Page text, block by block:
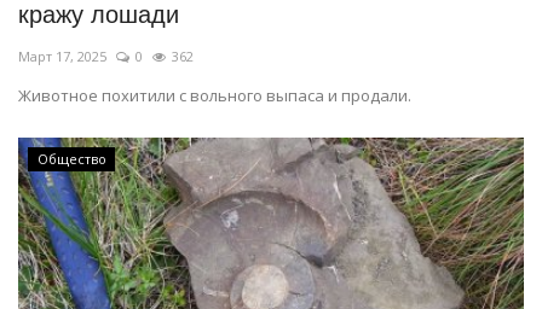
кражу лошади
Март 17, 2025 0 362
Животное похитили с вольного выпаса и продали.
Общество